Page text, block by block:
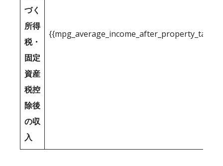
づく
所得
税・
固定
資産
税控
除後
の収
入